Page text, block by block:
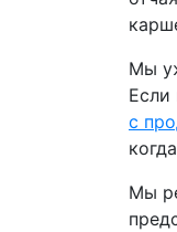
Мы
Если
с
Мы